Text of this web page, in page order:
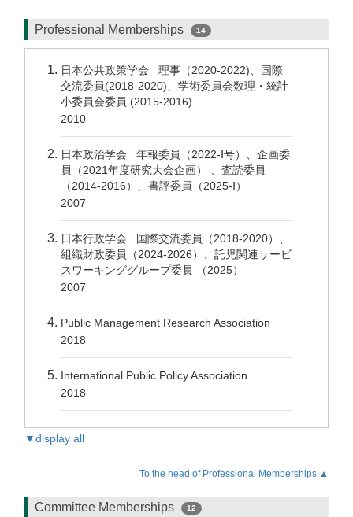
Professional Memberships 14
日本公共政策学会 理事（2020-2022)、国際
交流委員(2018-2020)、学術委員会数理・統計
小委員会委員 (2015-2016)
2010
日本政治学会 年報委員（2022-Ⅰ号）、企画委
員（2021年度研究大会企画） 、査読委員
（2014-2016）、書評委員（2025-Ⅰ）
2007
日本行政学会 国際交流委員（2018-2020）、
組織財政委員（2024-2026）、託児関連サービ
スワーキンググループ委員 （2025）
2007
Public Management Research Association
2018
International Public Policy Association
2018
▼display all
To the head of Professional Memberships.▲
Committee Memberships 12